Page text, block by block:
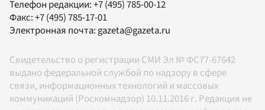
Телефон редакции:+7 (495) 785-00-12
Факс:+7 (495) 785-17-01
Электронная почта: gazeta@gazeta.ru
Свидетельство о регистрации СМИ Эл № ФС77-67642
выдано федеральной службой по надзору в сфере
связи, информационных технологий и массовых
коммуникаций (Роскомнадзор) 10.11.2016 г. Редакция не